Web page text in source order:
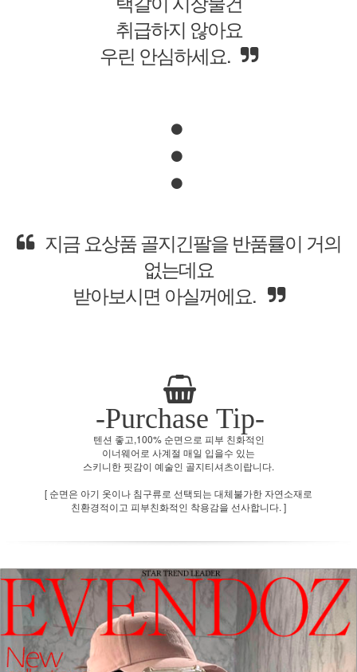
우리가 만드는 상품만을
판매하고 있습니다.
골지긴팔은 여성들의 필수템이죠,
그중에 제대로 만든 골지를
갖고있는 분들은
-Purchase Tip-
텐션 좋고,100% 순면으로 피부 친화적인
스키니한 핏감이 예술인 골지티셔츠이랍니다.